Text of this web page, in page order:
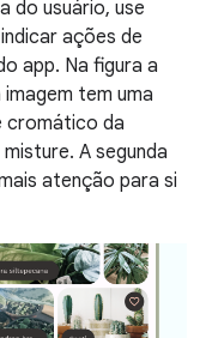
do usuário, use
ações de
app. Na figura a
tem uma
cromático da
A segunda
atenção para si